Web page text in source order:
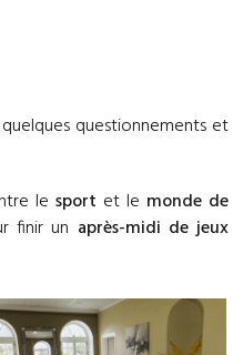
questionnements et
lesport et le monde de
finir un après-midi de jeux